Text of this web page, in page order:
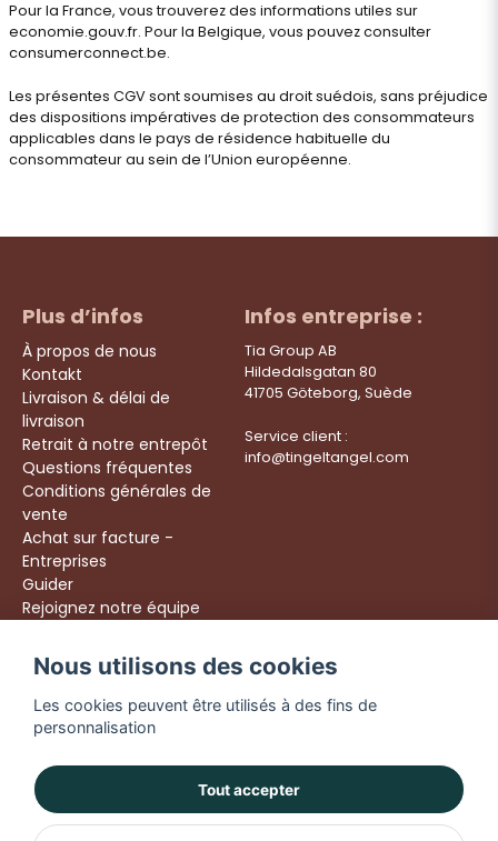
Pour la France, vous trouverez des informations utiles sur
economie.gouv.fr. Pour la Belgique, vous pouvez consulter
consumerconnect.be.
Les présentes CGV sont soumises au droit suédois, sans préjudice
des dispositions impératives de protection des consommateurs
applicables dans le pays de résidence habituelle du
consommateur au sein de l’Union européenne.
Plus d’infos
À propos de nous
Kontakt
Livraison & délai de
livraison
Retrait à notre entrepôt
Questions fréquentes
Conditions générales de
vente
Achat sur facture -
Entreprises
Guider
Rejoignez notre équipe
Infos entreprise :
Tia Group AB
Hildedalsgatan 80
41705 Göteborg, Suède
Service client :
info@tingeltangel.com
Följ oss:
Facebook
Livraison rapide
Achats sécurisés
Nous utilisons des cookies
Les cookies peuvent être utilisés à des fins de
personnalisation
Tout accepter